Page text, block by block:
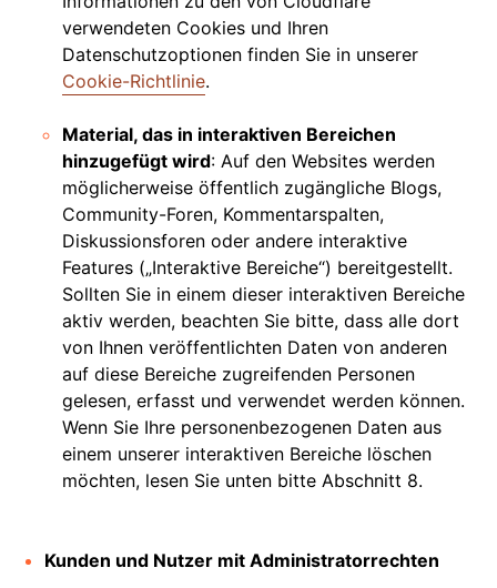
verwendeten Cookies und Ihren
Datenschutzoptionen finden Sie in unserer
Cookie-Richtlinie.
Material, das in interaktiven Bereichen
hinzugefügt wird: Auf den Websites werden
möglicherweise öffentlich zugängliche Blogs,
Community-Foren, Kommentarspalten,
Diskussionsforen oder andere interaktive
Features („Interaktive Bereiche“) bereitgestellt.
Sollten Sie in einem dieser interaktiven Bereiche
aktiv werden, beachten Sie bitte, dass alle dort
von Ihnen veröffentlichten Daten von anderen
auf diese Bereiche zugreifenden Personen
gelesen, erfasst und verwendet werden können.
Wenn Sie Ihre personenbezogenen Daten aus
einem unserer interaktiven Bereiche löschen
möchten, lesen Sie unten bitte Abschnitt 8.
Kunden und Nutzer mit Administratorrechten